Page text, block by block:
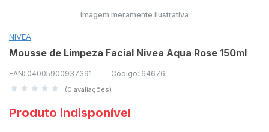
Imagem meramente ilustrativa
NIVEA
Mousse de Limpeza Facial Nivea Aqua Rose 150ml
EAN: 04005900937391 Código: 64676
(0 avaliações)
Produto indisponível